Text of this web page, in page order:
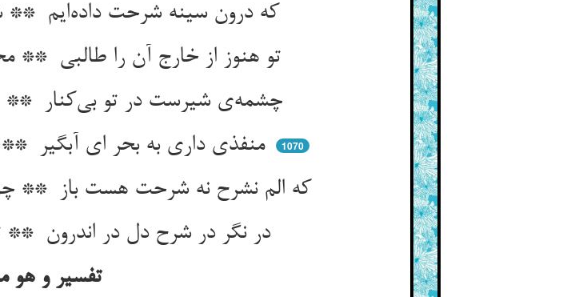
که درون سینه شرحت داده‌ایم ** شرح اندر سینه‌ات بنهاده‌ایم
تو هنوز از خارج آن را طالبی ** محلبی از دیگران چون حالبی
منفذی داری به بحر ای آبگیر ** ننگ دار از آب جستن از غدیر
1070
که الم نشرح نه شرحت هست باز ** چون شدی تو شرح‌جو و کدیه‌ساز
در نگر در شرح دل در اندرون ** تا نیاید طعنه‌ی لا تبصرون
تفسیر و هو معکم